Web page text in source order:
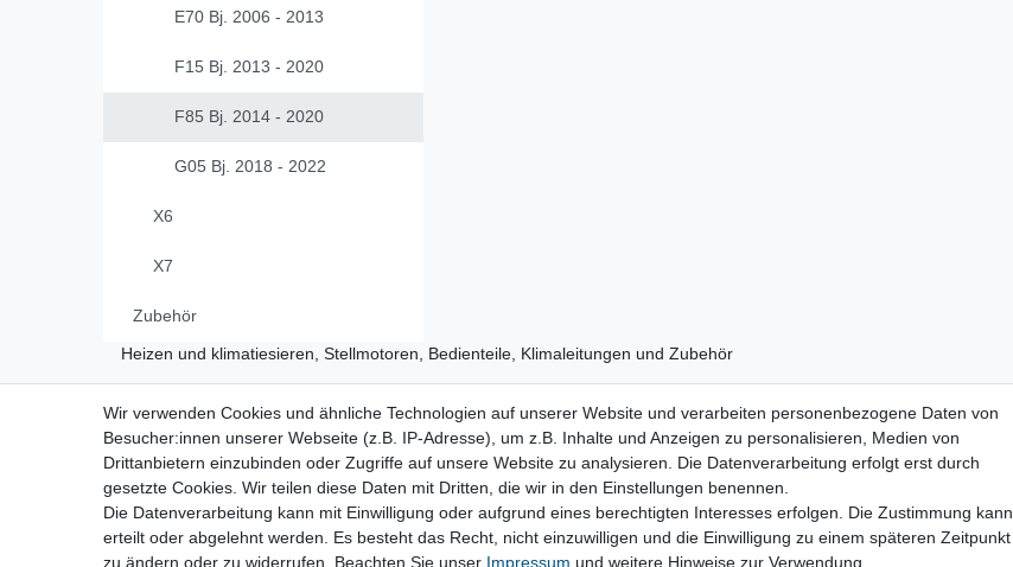
E70 Bj. 2006 - 2013
F15 Bj. 2013 - 2020
F85 Bj. 2014 - 2020
G05 Bj. 2018 - 2022
X6
X7
Zubehör
Heizen und klimatiesieren, Stellmotoren, Bedienteile, Klimaleitungen und Zubehör
Vertrag widerrufen
Daten­schutz­erklärung Barrierefreiheitserklärung Widerrufs­recht
Wir verwenden Cookies und ähnliche Technologien auf unserer Website und verarbeiten personenbezogene Daten von
Besucher:innen unserer Webseite (z.B. IP-Adresse), um z.B. Inhalte und Anzeigen zu personalisieren, Medien von
Drittanbietern einzubinden oder Zugriffe auf unsere Website zu analysieren. Die Datenverarbeitung erfolgt erst durch
gesetzte Cookies. Wir teilen diese Daten mit Dritten, die wir in den Einstellungen benennen.
Die Datenverarbeitung kann mit Einwilligung oder aufgrund eines berechtigten Interesses erfolgen. Die Zustimmung kann
erteilt oder abgelehnt werden. Es besteht das Recht, nicht einzuwilligen und die Einwilligung zu einem späteren Zeitpunkt
zu ändern oder zu widerrufen. Beachten Sie unser Impressum und weitere Hinweise zur Verwendung